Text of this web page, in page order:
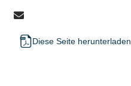
Diese Seite herunterladen